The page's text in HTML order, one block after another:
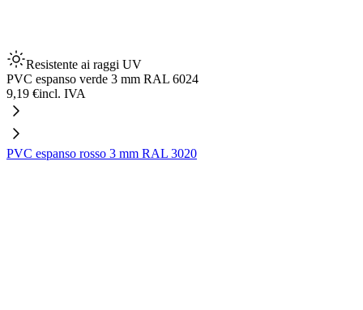
Resistente ai raggi UV
PVC espanso verde 3 mm RAL 6024
9,19 €incl. IVA
PVC espanso rosso 3 mm RAL 3020